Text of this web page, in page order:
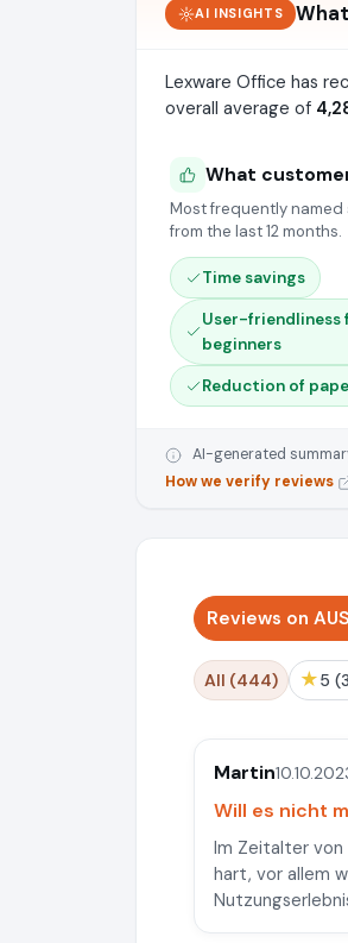
AI INSIGHTS
Lexware Office has
overall average of
What
Most frequently
from the last 12 months.
Time savings
User-friendliness
beginners
Reduction of
AI-generated
How we verify reviews
Reviews on
All (444) ★ 5
Martin
Will es nicht
Im Zeitalter von
hart, vor allem